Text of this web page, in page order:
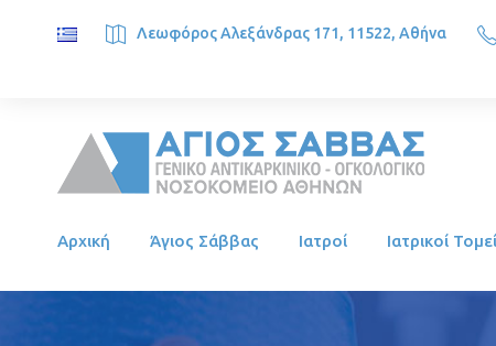
Λεωφόρος Αλεξάνδρας 171, 11522, Αθήνα
Αρχική Άγιος Σάββας Ιατροί Ιατρικοί